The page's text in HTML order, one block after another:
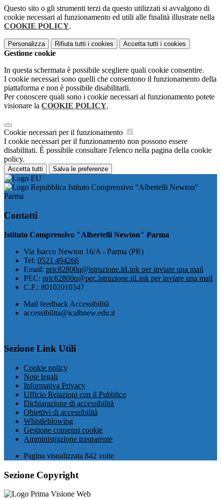
Questo sito o gli strumenti terzi da questo utilizzati si avvalgono di
cookie necessari al funzionamento ed utili alle finalità illustrate nella
COOKIE POLICY.
Personalizza Rifiuta tutti i cookies Accetta tutti i cookies
Gestione cookie
In questa schermata è possibile scegliere quali cookie consentire.
I cookie necessari sono quelli che consentono il funzionamento della
piattaforma e non è possibile disabilitarli.
Per conoscere quali sono i cookie necessari al funzionamento potete
visionare la COOKIE POLICY.
Cookie necessari per il funzionamento
I cookie necessari per il funzionamento non possono essere
disabilitati. È possibile consultare l'elenco nella pagina della cookie
policy.
Accetta tutti Salva le preferenze
Istituto Comprensivo "Albertelli Newton"
Parma
Contatti
Istituto Comprensivo "Albertelli Newton" Parma
Via Isacco Newton 16/A - Parma (PR)
Tel: 0521 494266
Email: pric82800q@istruzione.itLink per inviare una mail
PEC: pric82800q@pec.istruzione.itLink per inviare una mail
C.F.: 80102010347
Mail feedback Accessibilità
accessibilita@icalbnew.edu.it
Sezione Link Utili
Cookie policy
Note legali
Informativa Privacy
Ufficio Relazioni con il Pubblico
Dichiarazione di accessibilità
Obiettivi di accessibilità
Whistleblowing
Gestione consensi cookie
Amministrazione trasparente
Pagina visualizzata 842 volte
Sezione Copyright